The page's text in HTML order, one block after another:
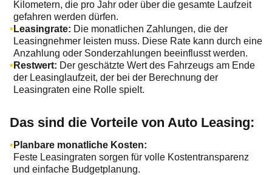
Kilometern, die pro Jahr oder über die gesamte Laufzeit
gefahren werden dürfen.
Leasingrate: Die monatlichen Zahlungen, die der
Leasingnehmer leisten muss. Diese Rate kann durch eine
Anzahlung oder Sonderzahlungen beeinflusst werden.
Restwert: Der geschätzte Wert des Fahrzeugs am Ende
der Leasinglaufzeit, der bei der Berechnung der
Leasingraten eine Rolle spielt.
Das sind die Vorteile von Auto Leasing:
Planbare monatliche Kosten:
Feste Leasingraten sorgen für volle Kostentransparenz
und einfache Budgetplanung.